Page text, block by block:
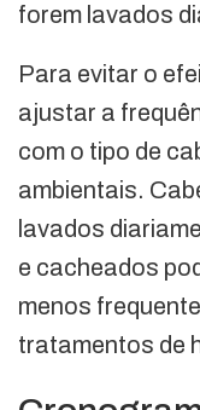
forem lavados
Para evitar o
ajustar a
com o tipo de
ambientais.
lavados
e cacheados
menos
tratamentos de